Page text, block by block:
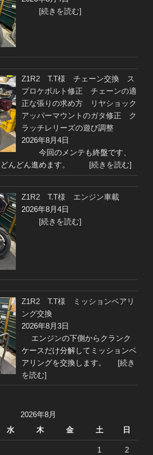
[続きを読む]
Z1R2 T.T様 チェーン交換 ス
プロケボルト修正 チェーンの適
正な張りの求め方 リヤショック
アッパーマウントのガタ修正 ク
ラッチレリーズの遊び調整
2026年8月4日
今回のメンテも終盤です、
どんどん進めます。 [続きを読む]
Z1R2 T.T様 エンジン車載
2026年8月4日
[続きを読む]
Z1R2 T.T様 ミッションベアリ
ング交換
2026年8月3日
エンジンの下側からクランク
ケースだけ分解してミッションベ
アリングを交換します。 [続き
を読む]
2026年8月
水 木 金 土 日
1 2